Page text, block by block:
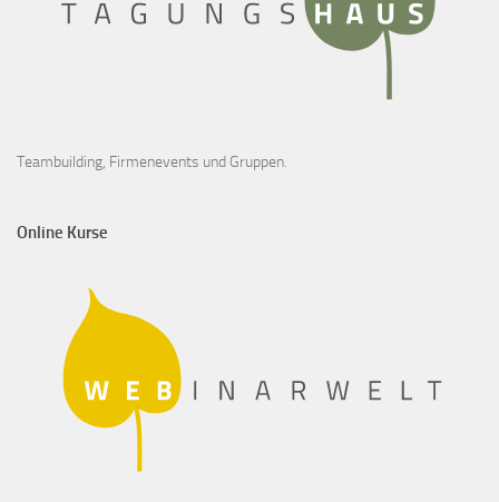
Teambuilding, Firmenevents und Gruppen.
Online Kurse